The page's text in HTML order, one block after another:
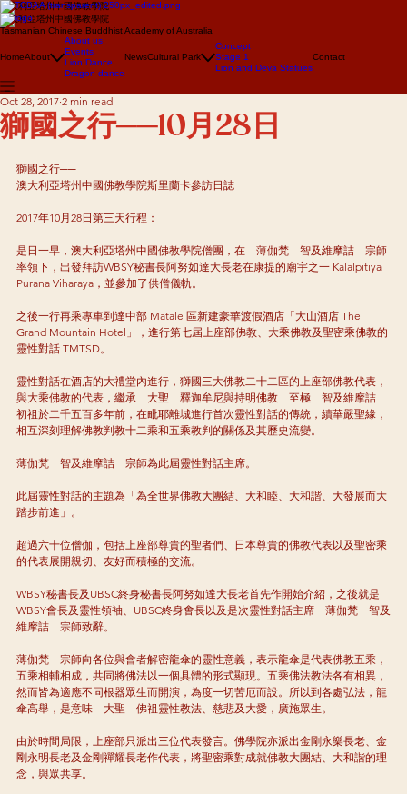
澳大利亞塔州中國佛教學院
澳大利亞塔州中國佛教學院
Tasmanian Chinese Buddhist Academy of Australia
HomeAbout
About us
Events
Lion Dance
Dragon dance
NewsCultural Park
Concept
Stage 1
Lion and Deva Statues
Contact
獅國之行──10月28日
Oct 28, 2017 2 min read
獅國之行──
澳大利亞塔州中國佛教學院斯里蘭卡參訪日誌
2017年10月28日第三天行程：
是日一早，澳大利亞塔州中國佛教學院僧團，在　薄伽梵　智及維摩詰　宗師
率領下，出發拜訪WBSY秘書長阿努如達大長老在康提的廟宇之一 Kalalpitiya
Purana Viharaya，並參加了供僧儀軌。
之後一行再乘專車到達中部 Matale 區新建豪華渡假酒店「大山酒店 The
Grand Mountain Hotel」，進行第七屆上座部佛教、大乘佛教及聖密乘佛教的
靈性對話 TMTSD。
靈性對話在酒店的大禮堂內進行，獅國三大佛教二十二區的上座部佛教代表，
與大乘佛教的代表，繼承　大聖　釋迦牟尼與持明佛教　至極　智及維摩詰
初祖於二千五百多年前，在毗耶離城進行首次靈性對話的傳統，續華嚴聖緣，
相互深刻理解佛教判教十二乘和五乘教判的關係及其歷史流變。
薄伽梵　智及維摩詰　宗師為此屆靈性對話主席。
此屆靈性對話的主題為「為全世界佛教大團結、大和睦、大和諧、大發展而大
踏步前進」。
超過六十位僧伽，包括上座部尊貴的聖者們、日本尊貴的佛教代表以及聖密乘
的代表展開親切、友好而積極的交流。
WBSY秘書長及UBSC終身秘書長阿努如達大長老首先作開始介紹，之後就是
WBSY會長及靈性領袖、UBSC終身㑹長以及是次靈性對話主席　薄伽梵　智及
維摩詰　宗師致辭。
薄伽梵　宗師向各位與會者解密龍傘的靈性意義，表示龍傘是代表佛教五乘，
五乘相輔相成，共同將佛法以一個具體的形式顯現。五乘佛法教法各有相異，
然而皆為適應不同根器眾生而開演，為度一切苦厄而設。所以到各處弘法，龍
傘高舉，是意味　大聖　佛祖靈性教法、慈悲及大愛，廣施眾生。
由於時間局限，上座部只派出三位代表發言。佛學院亦派出金剛永樂長老、金
剛永明長老及金剛禪耀長老作代表，將聖密乘對成就佛教大團結、大和諧的理
念，與眾共享。